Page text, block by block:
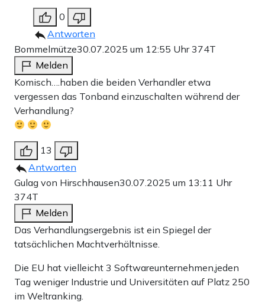
0
Antworten
Bommelmütze30.07.2025 um 12:55 Uhr374T
Melden
Komisch….haben die beiden Verhandler etwa
vergessen das Tonband einzuschalten während der
Verhandlung?
13
Antworten
Gulag von Hirschhausen30.07.2025 um 13:11 Uhr
374T
Melden
Das Verhandlungsergebnis ist ein Spiegel der
tatsächlichen Machtverhältnisse.
Die EU hat vielleicht 3 Softwareunternehmen,jeden
Tag weniger Industrie und Universitäten auf Platz 250
im Weltranking.